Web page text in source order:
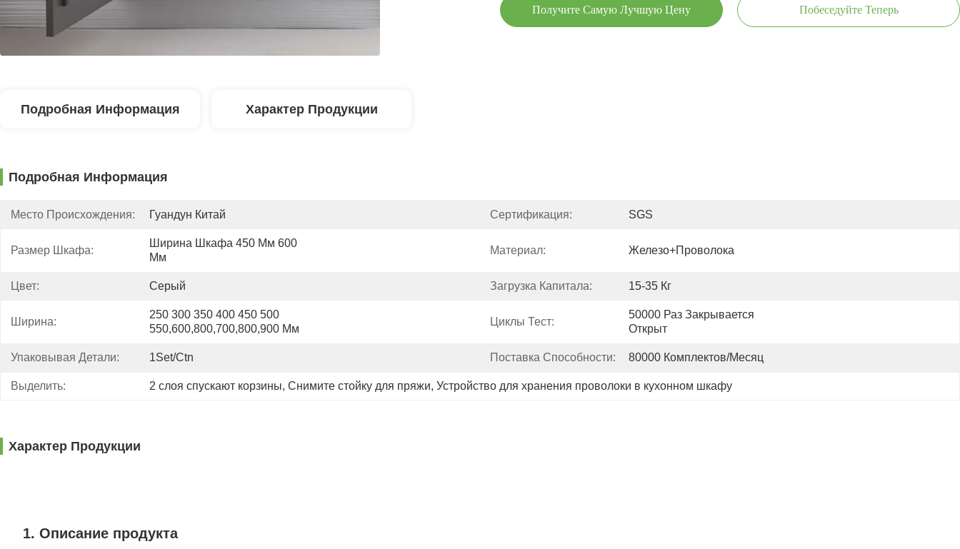
Получите Самую Лучшую Цену Побеседуйте Теперь
Подробная Информация Характер Продукции
Подробная Информация
Место Происхождения: Гуандун Китай Сертификация: SGS
Размер Шкафа:
Ширина Шкафа 450 Мм 600
Мм
Материал: Железо+проволока
Цвет: Серый Загрузка Капитала: 15-35 Кг
Ширина:
250 300 350 400 450 500
550,600,800,700,800,900 Мм
Циклы Тест:
50000 Раз Закрывается
Открыт
Упаковывая Детали: 1Set/ctn Поставка Способности: 80000 Комплектов/месяц
Выделить: 2 слоя спускают корзины, Снимите стойку для пряжи, Устройство для хранения проволоки в кухонном шкафу
Характер Продукции
1. Описание продукта